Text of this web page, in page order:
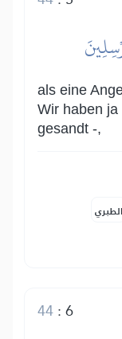
als eine
Wir haben ja
gesandt -,
الطبري
6
:
44